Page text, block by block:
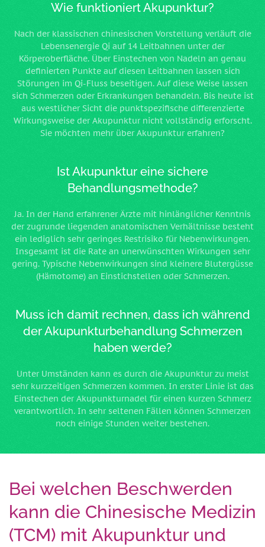
Wie funktioniert Akupunktur?
Nach der klassischen chinesischen Vorstellung verläuft die
Lebensenergie Qi auf 14 Leitbahnen unter der
Körperoberfläche. Über Einstechen von Nadeln an genau
definierten Punkte auf diesen Leitbahnen lassen sich
Störungen im Qi-Fluss beseitigen. Auf diese Weise lassen
sich Schmerzen oder Erkrankungen behandeln. Bis heute ist
aus westlicher Sicht die punktspezifische differenzierte
Wirkungsweise der Akupunktur nicht vollständig erforscht.
Sie möchten mehr über Akupunktur erfahren?
Ist Akupunktur eine sichere
Behandlungsmethode?
Ja. In der Hand erfahrener Ärzte mit hinlänglicher Kenntnis
der zugrunde liegenden anatomischen Verhältnisse besteht
ein lediglich sehr geringes Restrisiko für Nebenwirkungen.
Insgesamt ist die Rate an unerwünschten Wirkungen sehr
gering. Typische Nebenwirkungen sind kleinere Blutergüsse
(Hämotome) an Einstichstellen oder Schmerzen.
Muss ich damit rechnen, dass ich während
der Akupunkturbehandlung Schmerzen
haben werde?
Unter Umständen kann es durch die Akupunktur zu meist
sehr kurzzeitigen Schmerzen kommen. In erster Linie ist das
Einstechen der Akupunkturnadel für einen kurzen Schmerz
verantwortlich. In sehr seltenen Fällen können Schmerzen
noch einige Stunden weiter bestehen.
Bei welchen Beschwerden
kann die Chinesische Medizin
(TCM) mit Akupunktur und